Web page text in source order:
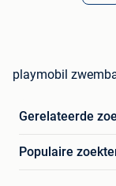
playmobil
Gerelateerde
Populaire